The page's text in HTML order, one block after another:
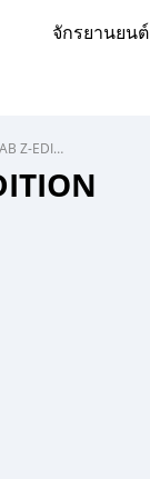
จักรยานยนต์
Toyota REVO CAB Z-EDITION